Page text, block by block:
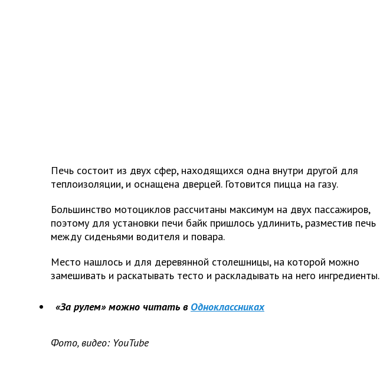
Печь состоит из двух сфер, находящихся одна внутри другой для
теплоизоляции, и оснащена дверцей. Готовится пицца на газу.
Большинство мотоциклов рассчитаны максимум на двух пассажиров,
поэтому для установки печи байк пришлось удлинить, разместив печь
между сиденьями водителя и повара.
Место нашлось и для деревянной столешницы, на которой можно
замешивать и раскатывать тесто и раскладывать на него ингредиенты.
«За рулем» можно читать в Одноклассниках
Фото, видео: YouTube